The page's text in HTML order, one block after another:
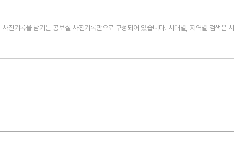
진기록을 남기는 공보실 사진기록만으로 구성되어 있습니다. 시대별, 지역별 검색은